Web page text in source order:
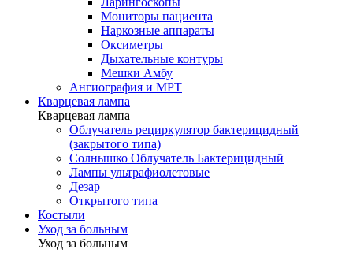
Мониторы пациента
Наркозные аппараты
Оксиметры
Дыхательные контуры
Мешки Амбу
Ангиография и МРТ
Кварцевая лампа
Кварцевая лампа
Облучатель рециркулятор бактерицидный
(закрытого типа)
Солнышко Облучатель Бактерицидный
Лампы ультрафиолетовые
Дезар
Открытого типа
Костыли
Уход за больным
Уход за больным